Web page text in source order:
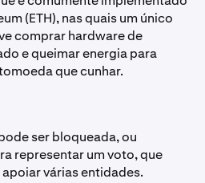
(ETH), nas quais um único
comprar hardware de
e queimar energia para
que cunhar.
ser bloqueada, ou
representar um voto, que
várias entidades.